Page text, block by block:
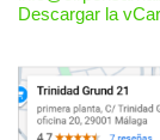
Descargar la